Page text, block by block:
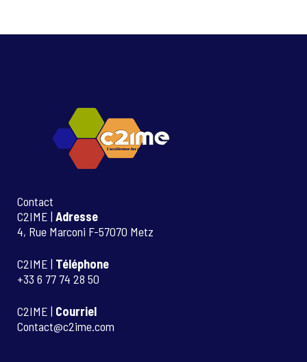
Contact
C2IME | Adresse
4, Rue Marconi F-57070 Metz
C2IME | Téléphone
+33 6 77 74 28 50
C2IME | Courriel
Contact@c2ime.com